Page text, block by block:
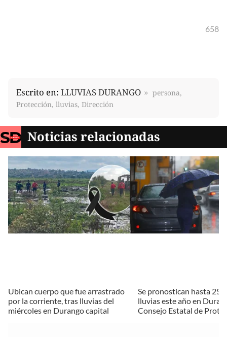
658
Escrito en: LLUVIAS DURANGO
persona,
Protección, lluvias, Dirección
Noticias relacionadas
Ubican cuerpo que fue arrastrado
por la corriente, tras lluvias del
miércoles en Durango capital
Se pronostican hasta
lluvias este año en
Consejo Estatal de